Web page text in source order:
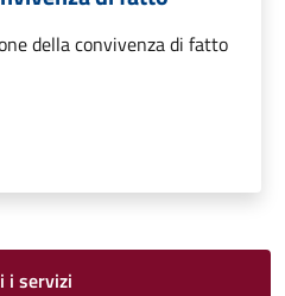
della convivenza di fatto
i servizi